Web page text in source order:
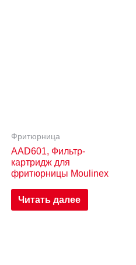
Фритюрница
AAD601, Фильтр-
картридж для
фритюрницы Moulinex
Читать далее